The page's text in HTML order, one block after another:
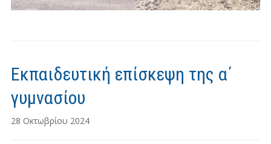
Εκπαιδευτική επίσκεψη της α΄
γυμνασίου
28 Οκτωβρίου 2024